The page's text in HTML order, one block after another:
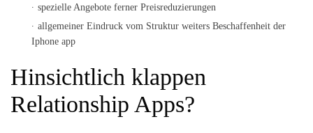
spezielle Angebote ferner Preisreduzierungen
allgemeiner Eindruck vom Struktur weiters Beschaffenheit der
Iphone app
Hinsichtlich klappen
Relationship Apps?